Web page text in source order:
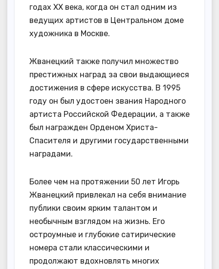
годах XX века, когда он стал одним из
ведущих артистов в Центральном доме
художника в Москве.
Жванецкий также получил множество
престижных наград за свои выдающиеся
достижения в сфере искусства. В 1995
году он был удостоен звания Народного
артиста Российской Федерации, а также
был награжден Орденом Христа-
Спасителя и другими государственными
наградами.
Более чем на протяжении 50 лет Игорь
Жванецкий привлекал на себя внимание
публики своим ярким талантом и
необычным взглядом на жизнь. Его
остроумные и глубокие сатирические
номера стали классическими и
продолжают вдохновлять многих